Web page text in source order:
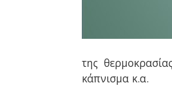
της
κάπνισμα κ.α.